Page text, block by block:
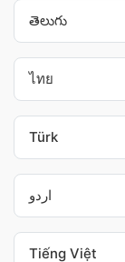
తెలుగు
ไทย
Türk
اردو
Tiếng Việt